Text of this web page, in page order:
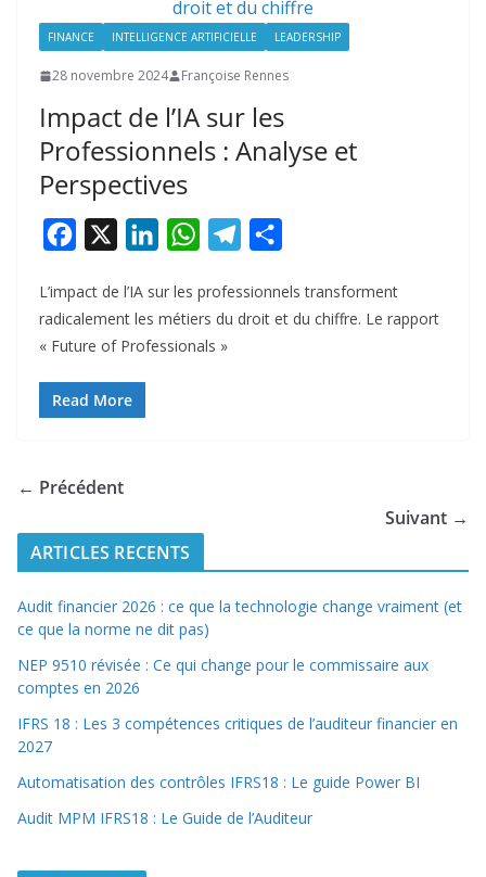
FINANCE INTELLIGENCE ARTIFICIELLE LEADERSHIP
28 novembre 2024 Françoise Rennes
Impact de l’IA sur les
Professionnels : Analyse et
Perspectives
c
e
o
n
k
W
a
t
l
e
r
t
L’impact de l’IA sur les professionnels transforment
radicalement les métiers du droit et du chiffre. Le rapport
« Future of Professionals »
Read More
← Précédent
Suivant →
ARTICLES RECENTS
Audit financier 2026 : ce que la technologie change vraiment (et
ce que la norme ne dit pas)
NEP 9510 révisée : Ce qui change pour le commissaire aux
comptes en 2026
IFRS 18 : Les 3 compétences critiques de l’auditeur financier en
2027
Automatisation des contrôles IFRS18 : Le guide Power BI
Audit MPM IFRS18 : Le Guide de l’Auditeur